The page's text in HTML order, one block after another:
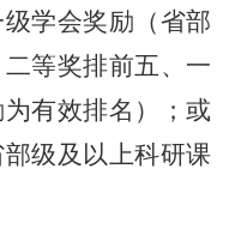
学会奖励（省部
等奖排前五、一
有效排名）；或
级及以上科研课